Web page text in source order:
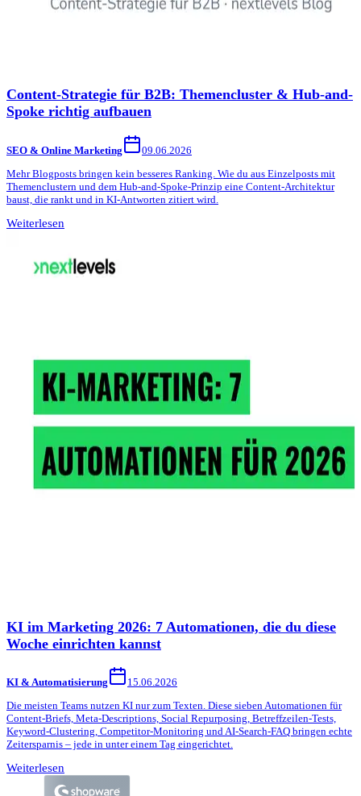
Content-Strategie für B2B: Themencluster & Hub-and-
Spoke richtig aufbauen
SEO & Online Marketing
09.06.2026
Mehr Blogposts bringen kein besseres Ranking. Wie du aus Einzelposts mit
Themenclustern und dem Hub-and-Spoke-Prinzip eine Content-Architektur
baust, die rankt und in KI-Antworten zitiert wird.
Weiterlesen
KI im Marketing 2026: 7 Automationen, die du diese
Woche einrichten kannst
KI & Automatisierung
15.06.2026
Die meisten Teams nutzen KI nur zum Texten. Diese sieben Automationen für
Content-Briefs, Meta-Descriptions, Social Repurposing, Betreffzeilen-Tests,
Keyword-Clustering, Competitor-Monitoring und AI-Search-FAQ bringen echte
Zeitersparnis – jede in unter einem Tag eingerichtet.
Weiterlesen